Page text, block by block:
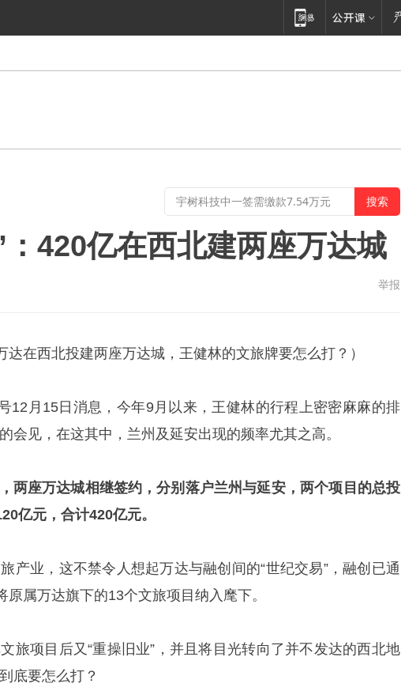
420亿在西北建两座万达城
举报
达在西北投建两座万达城，王健林的文旅牌要怎么打？）
12月15日消息，今年9月以来，王健林的行程上密密麻麻的排
会见，在这其中，兰州及延安出现的频率尤其之高。
两座万达城相继签约，分别落户兰州与延安，两个项目的总投
亿元，合计420亿元。
产业，这不禁令人想起万达与融创间的“世纪交易”，融创已通
原属万达旗下的13个文旅项目纳入麾下。
旅项目后又“重操旧业”，并且将目光转向了并不发达的西北地
底要怎么打？